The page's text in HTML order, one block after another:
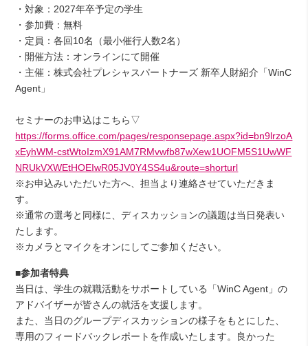
・対象：2027年卒予定の学生
・参加費：無料
・定員：各回10名（最小催行人数2名）
・開催方法：オンラインにて開催
・主催：株式会社プレシャスパートナーズ 新卒人財紹介「WinC
Agent」
セミナーのお申込はこちら▽
https://forms.office.com/pages/responsepage.aspx?id=bn9lrzoA
xEyhWM-cstWtoIzmX91AM7RMvwfb87wXew1UOFM5S1UwWF
NRUkVXWEtHOEIwR05JV0Y4SS4u&route=shorturl
※お申込みいただいた方へ、担当より連絡させていただきま
す。
※通常の選考と同様に、ディスカッションの議題は当日発表い
たします。
※カメラとマイクをオンにしてご参加ください。
■参加者特典
当日は、学生の就職活動をサポートしている「WinC Agent」の
アドバイザーが皆さんの就活を支援します。
また、当日のグループディスカッションの様子をもとにした、
専用のフィードバックレポートを作成いたします。良かった